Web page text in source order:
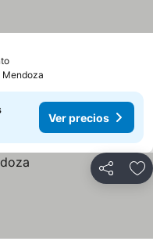
Mendoza
Ver precios
Compartir